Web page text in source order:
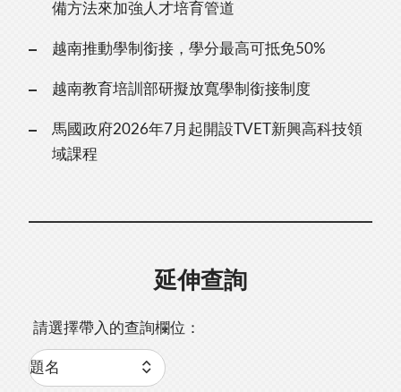
備方法來加強人才培育管道
越南推動學制銜接，學分最高可抵免50%
越南教育培訓部研擬放寬學制銜接制度
馬國政府2026年7月起開設TVET新興高科技領
域課程
延伸查詢
請選擇帶入的查詢欄位：